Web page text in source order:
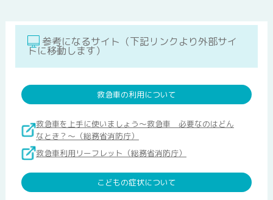
参考になるサイト（下記リンクより外部サイ
トに移動します）
救急車の利用について
救急車を上手に使いましょう〜救急車 必要なのはどん
なとき？〜（総務省消防庁）
救急車利用リーフレット（総務省消防庁）
こどもの症状について